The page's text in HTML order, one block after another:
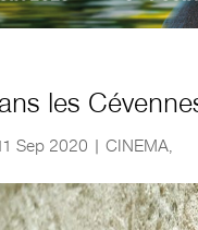
les
Sep 2020 |CINEMA,